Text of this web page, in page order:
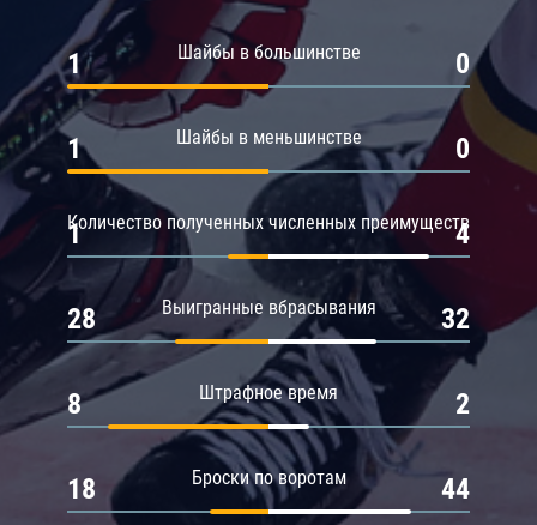
Шайбы в большинстве
1 0
Шайбы в меньшинстве
1 0
Количество полученных численных преимуществ
1 4
Выигранные вбрасывания
28 32
Штрафное время
8 2
Броски по воротам
18 44